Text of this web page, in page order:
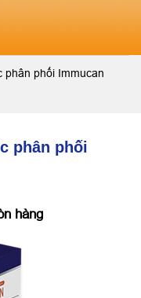
phân phối Immucan
phân phối
hàng